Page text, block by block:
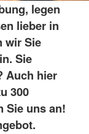
legen
lieber in
wir Sie
Sie
Auch hier
300
Sie uns an!